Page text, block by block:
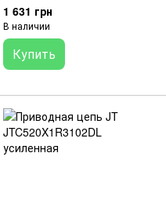
1 631 грн
В наличии
Купить